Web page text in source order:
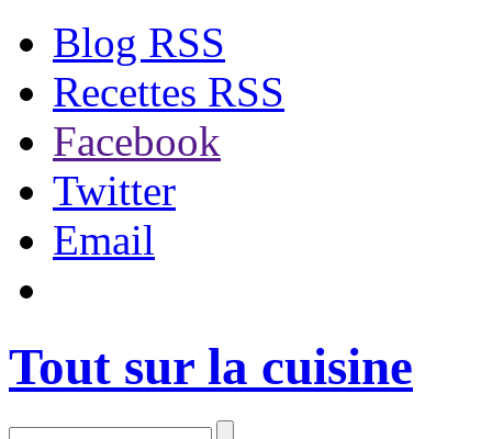
Blog RSS
Recettes RSS
Facebook
Twitter
Email
Tout sur la cuisine